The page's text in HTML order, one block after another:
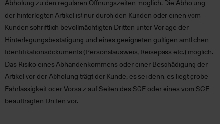
Abholung zu den regulären Öffnungszeiten möglich. Die Abholung
der hinterlegten Artikel ist nur durch den Kunden oder einen vom
Kunden schriftlich bevollmächtigten Dritten unter Vorlage der
Hinterlegungsbestätigung und eines geeigneten gültigen amtlichen
Identifikationsdokuments (Personalausweis, Reisepass etc.) möglich.
Das Risiko eines Abhandenkommens oder einer Beschädigung der
Artikel vor der Abholung trägt der Kunde, es sei denn, es liegt grobe
Fahrlässigkeit oder Vorsatz auf Seiten des SCF oder eines vom SCF
beauftragten Dritten vor.